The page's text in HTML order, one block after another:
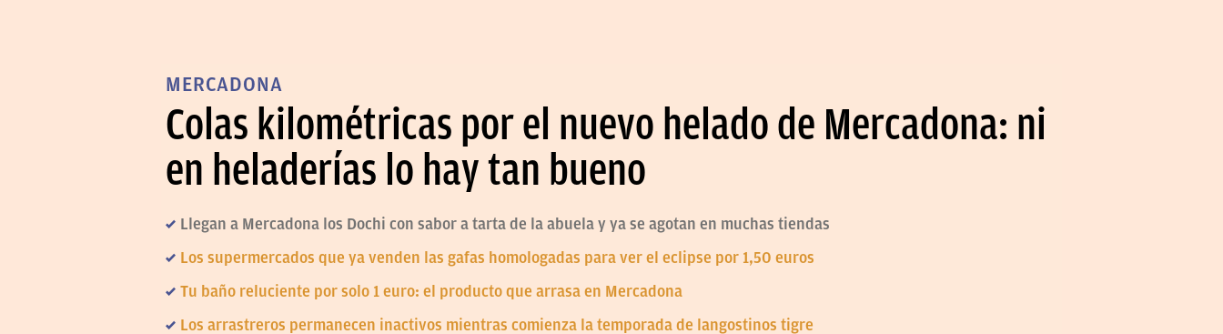
MERCADONA
Colas kilométricas por el nuevo helado de Mercadona: ni
en heladerías lo hay tan bueno
Llegan a Mercadona los Dochi con sabor a tarta de la abuela y ya se agotan en muchas tiendas
Los supermercados que ya venden las gafas homologadas para ver el eclipse por 1,50 euros
Tu baño reluciente por solo 1 euro: el producto que arrasa en Mercadona
Los arrastreros permanecen inactivos mientras comienza la temporada de langostinos tigre